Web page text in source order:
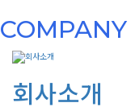
COMPANY
회사소개